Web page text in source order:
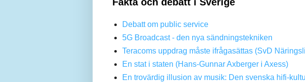
Debatt om public service
5G Broadcast - den nya sändningstekniken
Teracoms uppdrag måste ifrågasättas (SvD
En stat i staten (Hans-Gunnar Axberger i Axess)
En trovärdig illusion av musik: Den svenska hifi-